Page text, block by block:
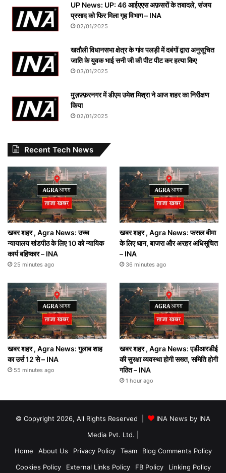
UP News: UP: 46 आईएएस अफ़सरों के तबादले, संजय
प्रसाद को फिर मिला गृह विभाग – INA
02/01/2025
खतौली विधानसभा क्षेत्र के गांव पलड़ी में दबंगों द्वारा अनुसूचित
जाति के युवक भाई सनी जी की पीट पीट कर हत्या किए
03/01/2025
मुज़फ़्फ़रनगर में डीएम उमेश मिश्रा ने आज शहर का निरीक्षण
किया
02/01/2025
Recent Tech News
खबर शहर , Agra News: उच्च
न्यायालय खंडपीठ के लिए 10 को न्यायिक
कार्य बहिष्कार – INA
25 minutes ago
खबर शहर , Agra News: फसल बीमा
के लिए धान, बाजरा और अरहर अधिसूचित
– INA
36 minutes ago
खबर शहर , Agra News: गुलाब शाह
का उर्स 12 से – INA
55 minutes ago
खबर शहर , Agra News: एडीआरडीई
की सुरक्षा व्यवस्था होगी सख्त, समिति होगी
गठित – INA
1 hour ago
© Copyright 2026, All Rights Reserved |
INA News by INA
Media Pvt. Ltd.
Home
About Us Privacy Policy Team
Blog Comments Policy
Cookies Policy
External Links Policy FB Policy Linking Policy